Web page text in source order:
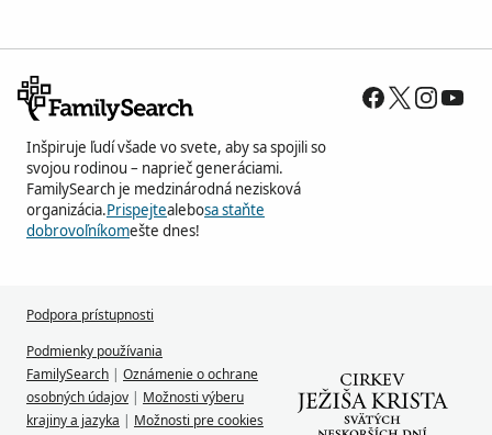
Inšpiruje ľudí všade vo svete, aby sa spojili so
svojou rodinou – naprieč generáciami.
FamilySearch je medzinárodná nezisková
organizácia.Prispejtealebosa staňte
dobrovoľníkomešte dnes!
Podpora prístupnosti
Podmienky používania
FamilySearch | Oznámenie o ochrane
osobných údajov | Možnosti výberu
krajiny a jazyka | Možnosti pre cookies